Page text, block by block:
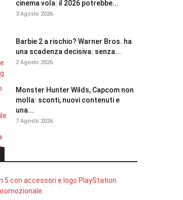
cinema vola: il 2026 potrebbe...
3 Agosto 2026
Barbie 2 a rischio? Warner Bros. ha
una scadenza decisiva: senza...
2 Agosto 2026
Monster Hunter Wilds, Capcom non
molla: sconti, nuovi contenuti e
una...
7 Agosto 2026